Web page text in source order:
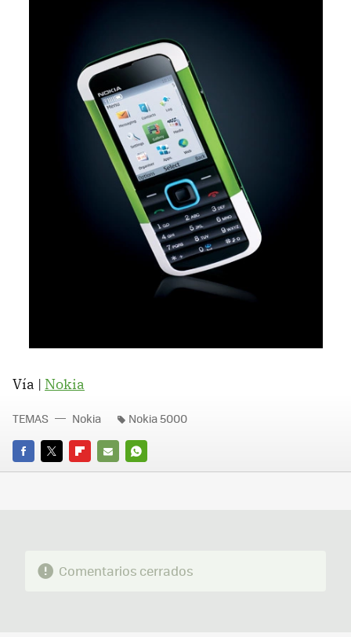
Vía | Nokia
FACEBOOK
TWITTERFLIPBOARD
E-
WHATSAPP
TEMAS Nokia Nokia 5000
Comentarios cerrados